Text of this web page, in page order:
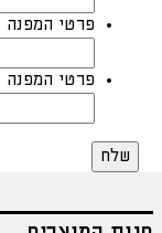
פרטי
פרטי המפנה